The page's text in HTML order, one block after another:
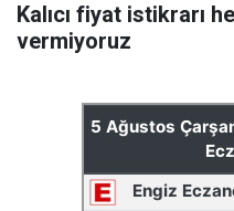
Kalıcı fiyat istikrarı
vermiyoruz